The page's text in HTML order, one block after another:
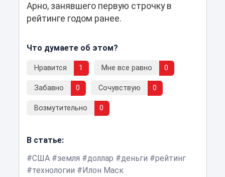
Арно, занявшего первую строчку в
рейтинге годом ранее.
Что думаете об этом?
Нравится 1 Мне все равно 0
Забавно 0 Сочувствую 0
Возмутительно 0
В статье:
США
земля доллар деньги
рейтинг
технологии
Илон Маск